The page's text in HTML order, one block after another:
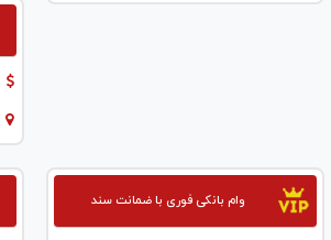
وام بانکی فوری با ضمانت سند